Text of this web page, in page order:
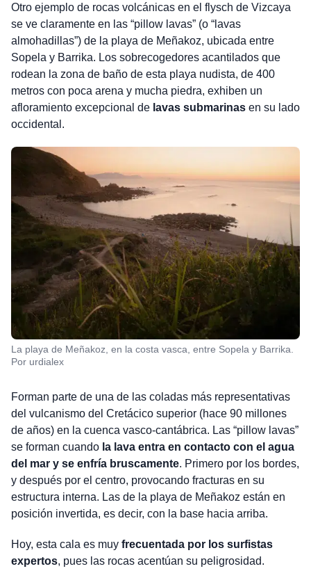
Otro ejemplo de rocas volcánicas en el flysch de Vizcaya
se ve claramente en las “pillow lavas” (o “lavas
almohadillas”) de la playa de Meñakoz, ubicada entre
Sopela y Barrika. Los sobrecogedores acantilados que
rodean la zona de baño de esta playa nudista, de 400
metros con poca arena y mucha piedra, exhiben un
afloramiento excepcional de lavas submarinas en su lado
occidental.
La playa de Meñakoz, en la costa vasca, entre Sopela y Barrika.
Por urdialex
Forman parte de una de las coladas más representativas
del vulcanismo del Cretácico superior (hace 90 millones
de años) en la cuenca vasco-cantábrica. Las “pillow lavas”
se forman cuando la lava entra en contacto con el agua
del mar y se enfría bruscamente. Primero por los bordes,
y después por el centro, provocando fracturas en su
estructura interna. Las de la playa de Meñakoz están en
posición invertida, es decir, con la base hacia arriba.
Hoy, esta cala es muy frecuentada por los surfistas
expertos, pues las rocas acentúan su peligrosidad.